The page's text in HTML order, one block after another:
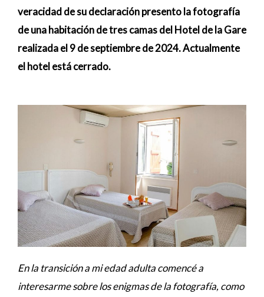
veracidad de su declaración presento la fotografía
de una habitación de tres camas del Hotel de la Gare
realizada el 9 de septiembre de 2024. Actualmente
el hotel está cerrado.
En la transición a mi edad adulta comencé a
interesarme sobre los enigmas de la fotografía, como